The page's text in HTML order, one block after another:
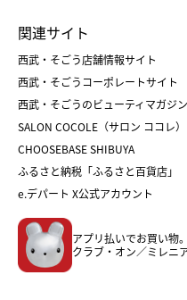
父の日
クリスマスケーキ
ホワイトデー
菓子折り
和菓子
人気のギフト
バレンタイン
おせち
フード
ホーム・キッチン＆アート
関連サイト
西武・そごう店舗情報サイト
西武・そごうコーポレートサイト
西武・そごうのビューティマガジ
SALON COCOLE（サロン ココレ）
CHOOSEBASE SHIBUYA
ふるさと納税「ふるさと百貨店」
e.デパート X公式アカウント
アプリ払いでお買い物。
クラブ・オン／ミレニ